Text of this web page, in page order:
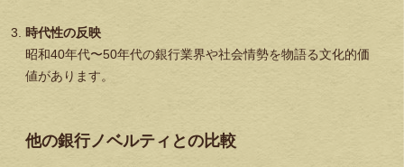
時代性の反映
昭和40年代〜50年代の銀行業界や社会情勢を物語る文化的価
値があります。
他の銀行ノベルティとの比較